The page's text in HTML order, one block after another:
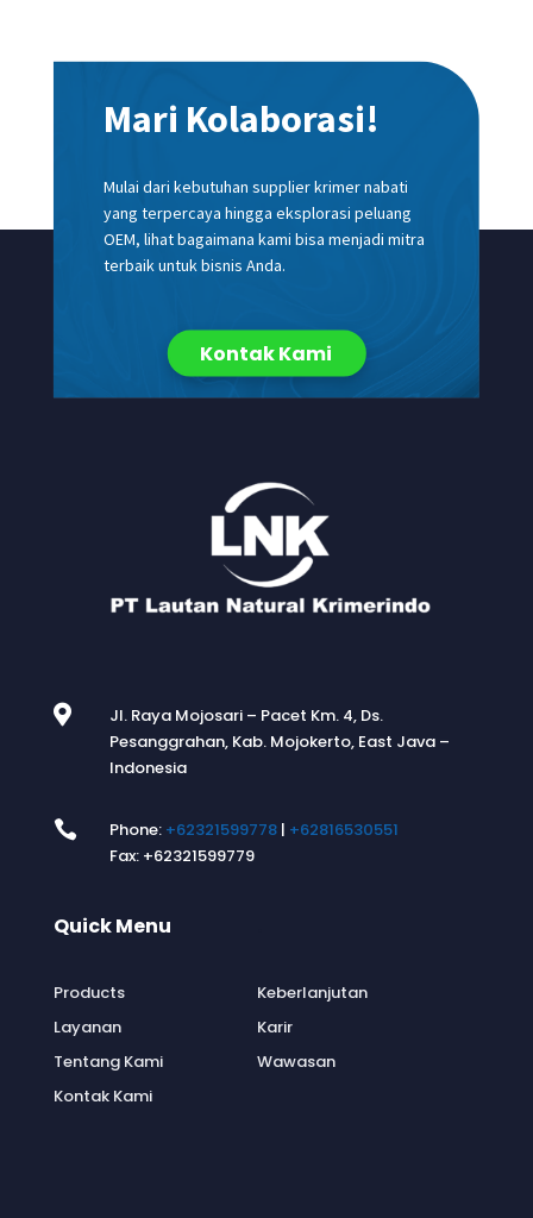
Mari Kolaborasi!
Mulai dari kebutuhan supplier krimer nabati
yang terpercaya hingga eksplorasi peluang
OEM, lihat bagaimana kami bisa menjadi mitra
terbaik untuk bisnis Anda.
Kontak Kami

Jl. Raya Mojosari – Pacet Km. 4, Ds.
Pesanggrahan, Kab. Mojokerto, East Java –
Indonesia
 Phone: +62321599778| +62816530551
Fax: +62321599779
Quick Menu
Products
Layanan
Tentang Kami
Kontak Kami
Keberlanjutan
Karir
Wawasan